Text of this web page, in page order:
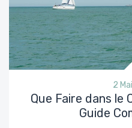
2
Que Faire dans le
Guide